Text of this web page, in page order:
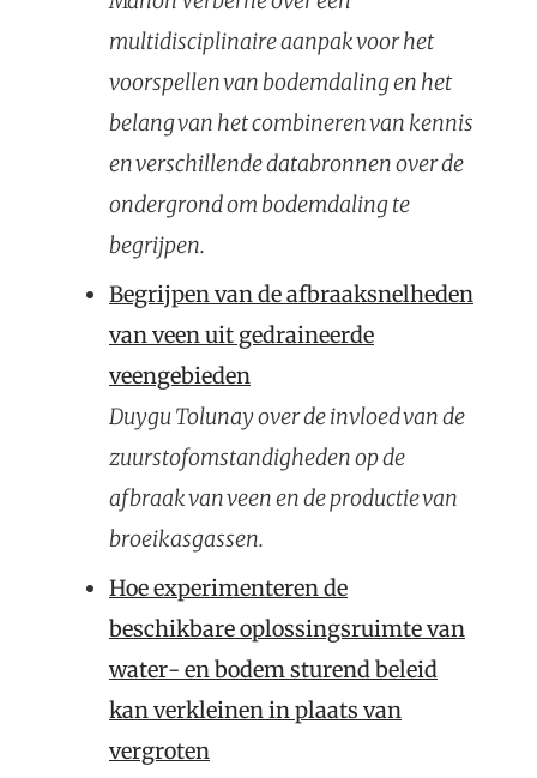
multidisciplinaire aanpak voor het
voorspellen van bodemdaling en het
belang van het combineren van kennis
en verschillende databronnen over de
ondergrond om bodemdaling te
begrijpen.
Begrijpen van de afbraaksnelheden
van veen uit gedraineerde
veengebieden
Duygu Tolunay over de invloed van de
zuurstofomstandigheden op de
afbraak van veen en de productie van
broeikasgassen.
Hoe experimenteren de
beschikbare oplossingsruimte van
water- en bodem sturend beleid
kan verkleinen in plaats van
vergroten